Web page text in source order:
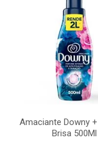
Amaciante Downy
Brisa 500Ml